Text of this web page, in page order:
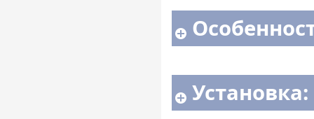
Установка: